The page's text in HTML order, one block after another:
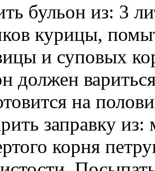
бульон из: 3
курицы,
и суповых
должен
на
заправку из:
корня